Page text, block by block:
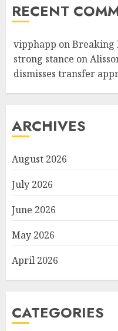
RECENT
vipphapp onBreaking
strong stance on
dismisses transfer
ARCHIVES
August 2026
July 2026
June 2026
May 2026
April 2026
CATEGORIES